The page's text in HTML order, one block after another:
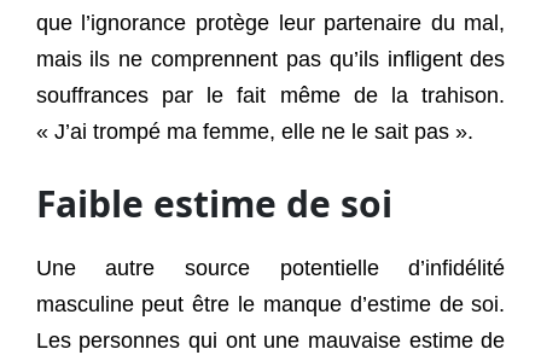
que l’ignorance protège leur partenaire du mal,
mais ils ne comprennent pas qu’ils infligent des
souffrances par le fait même de la trahison.
« J’ai trompé ma femme, elle ne le sait pas ».
Faible estime de soi
Une autre source potentielle d’infidélité
masculine peut être le manque d’estime de soi.
Les personnes qui ont une mauvaise estime de